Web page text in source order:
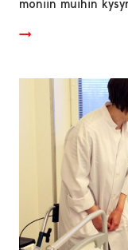
moniin muihin